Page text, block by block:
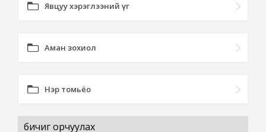
Явцуу хэрэглээний үг
Аман зохиол
Нэр томьёо
бичиг орчуулах